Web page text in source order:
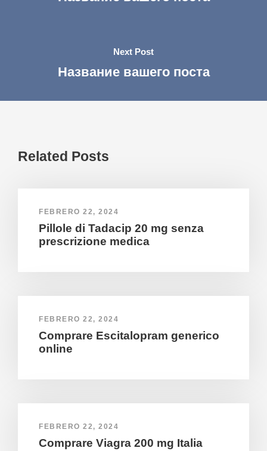
Next Post
Название вашего поста
Related Posts
FEBRERO 22, 2024
Pillole di Tadacip 20 mg senza
prescrizione medica
FEBRERO 22, 2024
Comprare Escitalopram generico
online
FEBRERO 22, 2024
Comprare Viagra 200 mg Italia